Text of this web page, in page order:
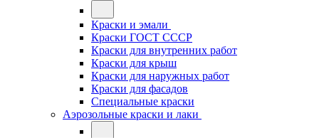
Краски и эмали
Краски ГОСТ СССР
Краски для внутренних работ
Краски для крыш
Краски для наружных работ
Краски для фасадов
Специальные краски
Аэрозольные краски и лаки